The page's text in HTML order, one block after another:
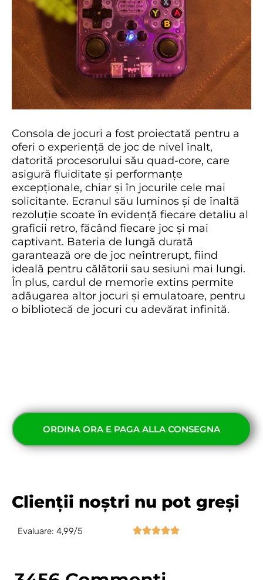
Consola de jocuri a fost proiectată pentru a
oferi o experiență de joc de nivel înalt,
datorită procesorului său quad-core, care
asigură fluiditate și performanțe
excepționale, chiar și în jocurile cele mai
solicitante. Ecranul său luminos și de înaltă
rezoluție scoate în evidență fiecare detaliu al
graficii retro, făcând fiecare joc și mai
captivant. Bateria de lungă durată
garantează ore de joc neîntrerupt, fiind
ideală pentru călătorii sau sesiuni mai lungi.
În plus, cardul de memorie extins permite
adăugarea altor jocuri și emulatoare, pentru
o bibliotecă de jocuri cu adevărat infinită.
ORDINA ORA E PAGA ALLA CONSEGNA
Clienții noștri nu pot greși
Evaluare: 4,99/5 